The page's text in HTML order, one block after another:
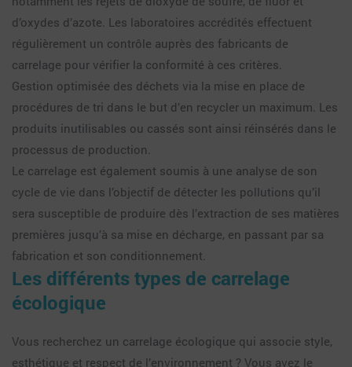
d’oxydes d’azote. Les laboratoires accrédités effectuent
régulièrement un contrôle auprès des fabricants de
carrelage pour vérifier la conformité à ces critères.
Gestion optimisée des déchets via la mise en place de
procédures de tri dans le but d’en recycler un maximum. Les
produits inutilisables ou cassés sont ainsi réinsérés dans le
processus de production.
Le carrelage est également soumis à une analyse de son
cycle de vie dans l’objectif de détecter les pollutions qu’il
sera susceptible de produire dès l’extraction de ses matières
premières jusqu’à sa mise en décharge, en passant par sa
fabrication et son conditionnement.
Les différents types de carrelage
écologique
Vous recherchez un carrelage écologique qui associe style,
esthétique et respect de l’environnement ? Vous avez le